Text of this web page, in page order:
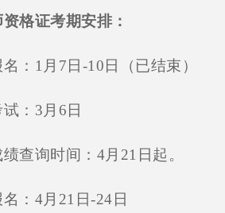
格证考期安排：
：1月7日-10日（已结束）
：3月6日
查询时间：4月21日起。
：4月21日-24日